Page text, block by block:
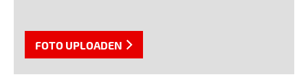
FOTO UPLOADEN